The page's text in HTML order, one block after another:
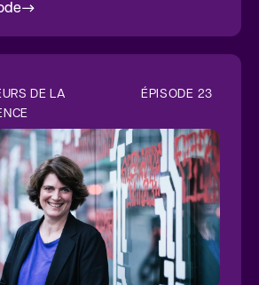
DE LA
ÉPISODE 23